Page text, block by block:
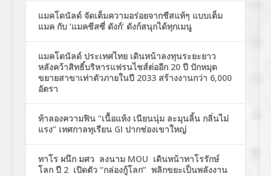
แมคโดนัลด์ จัดเต็มความอร่อยจากชีสแท้ๆ แบบเต็ม
แมค กับ ‘แมคชีสซี่ ดังก์’ ดังก์สนุกได้ทุกเมนู
แมคโดนัลด์ ประเทศไทย เดินหน้าลงทุนระยะยาว
หลังคว้าสิทธิ์บริหารแฟรนไชส์ต่ออีก 20 ปี ปักหมุด
ขยายสาขาเท่าตัวภายในปี 2033 สร้างงานกว่า 6,000
อัตรา
ท้าลองความฟิน “เนื้อแห้ง เนียนนุ่ม ละมุนลิ้น กลิ่นไม่
แรง” เทศกาลทุเรียน GI ปากช่องเขาใหญ่
ทาโร ผนึก มศว ลงนาม MOU เดินหน้าทาโรรักษ์
โลก ปี 2 เปิดตัว “กล่องกู้โลก” พลิกขยะเป็นพลังงาน